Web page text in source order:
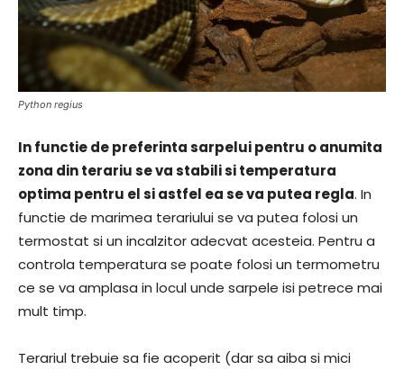
Python regius
In functie de preferinta sarpelui pentru o anumita
zona din terariu se va stabili si temperatura
optima pentru el si astfel ea se va putea regla. In
functie de marimea terariului se va putea folosi un
termostat si un incalzitor adecvat acesteia. Pentru a
controla temperatura se poate folosi un termometru
ce se va amplasa in locul unde sarpele isi petrece mai
mult timp.
Terariul trebuie sa fie acoperit (dar sa aiba si mici